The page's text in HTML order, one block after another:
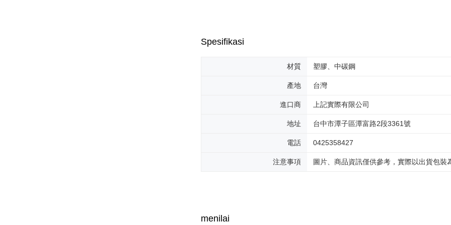
Spesifikasi
材質 塑膠、中碳鋼
產地 台灣
進口商 上記實際有限公司
地址 台中市潭子區潭富路2段3361號
電話 0425358427
注意事項 圖片、商品資訊僅供參考，實際以出貨包裝
menilai